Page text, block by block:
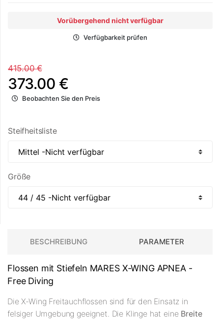
Vorübergehend nicht verfügbar
Verfügbarkeit prüfen
415.00 €
373.00 €
Beobachten Sie den Preis
Steifheitsliste
Größe
BESCHREIBUNG PARAMETER
Flossen mit Stiefeln MARES X-WING APNEA -
Free Diving
Die X-Wing Freitauchflossen sind für den Einsatz in
felsiger Umgebung geeignet. Die Klinge hat eine Breite